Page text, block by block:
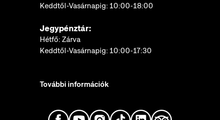
Keddtől-Vasárnapig: 10:00-18:00
Jegypénztár:
Hétfő: Zárva
Keddtől-Vasárnapig: 10:00-17:30
További információk